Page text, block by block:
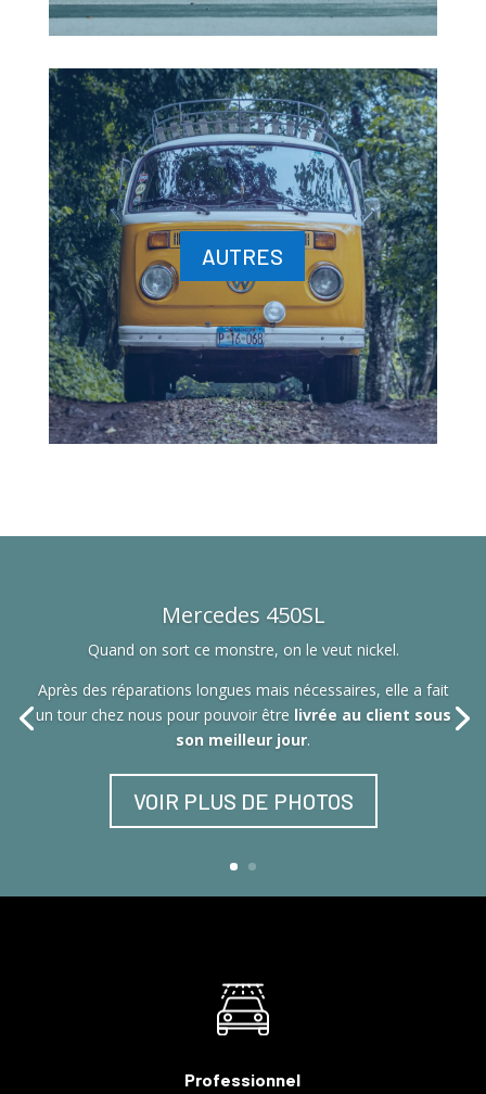
AUTRES
Mercedes 450SL
Quand on sort ce monstre, on le veut nickel.
Après des réparations longues mais nécessaires, elle a fait
un tour chez nous pour pouvoir être livrée au client sous
son meilleur jour.
VOIR PLUS DE PHOTOS
Professionnel